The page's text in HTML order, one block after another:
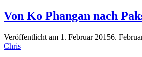
Von Ko Phangan nach
Veröffentlicht am 1. Februar 20156.
Chris